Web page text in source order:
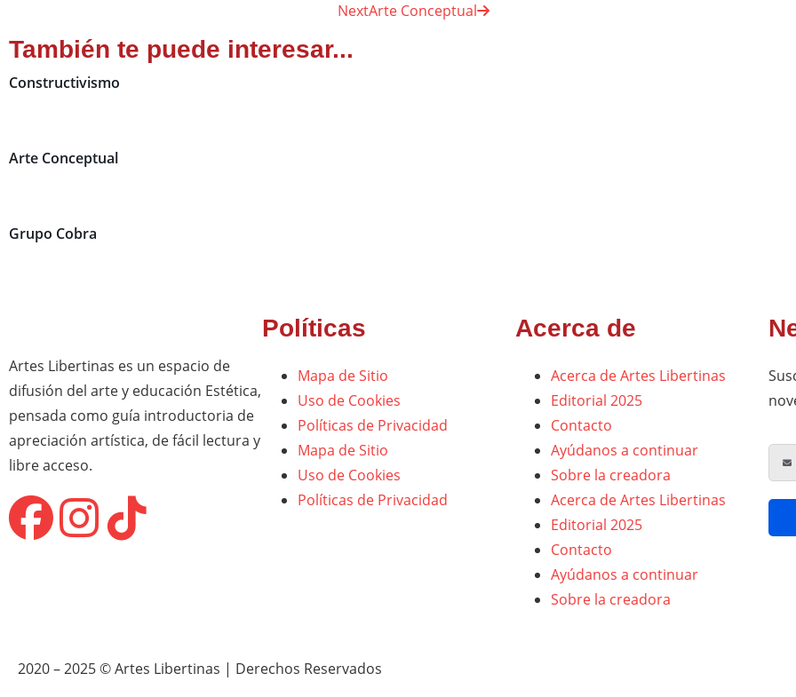
NextArte Conceptual
También te puede interesar...
Constructivismo
Arte Conceptual
Grupo Cobra
Artes Libertinas es un espacio de
difusión del arte y educación Estética,
pensada como guía introductoria de
apreciación artística, de fácil lectura y
libre acceso.
Políticas
Mapa de Sitio
Uso de Cookies
Políticas de Privacidad
Mapa de Sitio
Uso de Cookies
Políticas de Privacidad
Acerca de
Acerca de Artes Libertinas
Editorial 2025
Contacto
Ayúdanos a continuar
Sobre la creadora
Acerca de Artes Libertinas
Editorial 2025
Contacto
Ayúdanos a continuar
Sobre la creadora
2020 – 2025 © Artes Libertinas | Derechos Reservados